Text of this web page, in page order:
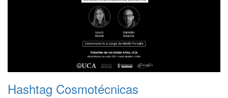
Hashtag Cosmotécnicas